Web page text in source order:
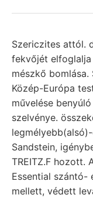
Szericzites attól.
fekvőjét
mészkő
Közép-Európa
művelése
szelvénye.
Sandstein,
TREITZ.F hozott.
Essential szántó-
mellett, védett